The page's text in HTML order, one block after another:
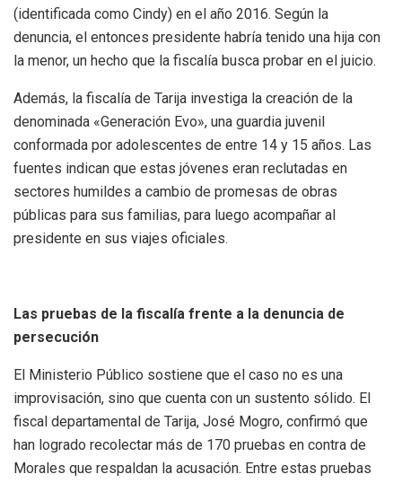
(identificada como Cindy) en el año 2016. Según la
denuncia, el entonces presidente habría tenido una hija con
la menor, un hecho que la fiscalía busca probar en el juicio.
Además, la fiscalía de Tarija investiga la creación de la
denominada «Generación Evo», una guardia juvenil
conformada por adolescentes de entre 14 y 15 años. Las
fuentes indican que estas jóvenes eran reclutadas en
sectores humildes a cambio de promesas de obras
públicas para sus familias, para luego acompañar al
presidente en sus viajes oficiales.
Las pruebas de la fiscalía frente a la denuncia de
persecución
El Ministerio Público sostiene que el caso no es una
improvisación, sino que cuenta con un sustento sólido. El
fiscal departamental de Tarija, José Mogro, confirmó que
han logrado recolectar más de 170 pruebas en contra de
Morales que respaldan la acusación. Entre estas pruebas